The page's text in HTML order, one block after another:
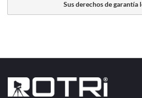
Sus derechos de garantía